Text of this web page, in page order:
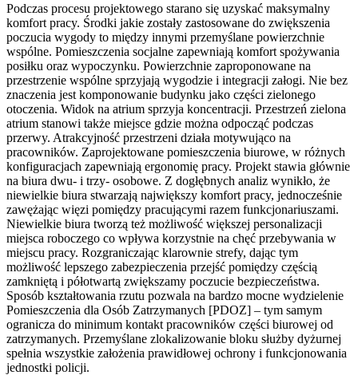
Podczas procesu projektowego starano się uzyskać maksymalny
komfort pracy. Środki jakie zostały zastosowane do zwiększenia
poczucia wygody to między innymi przemyślane powierzchnie
wspólne. Pomieszczenia socjalne zapewniają komfort spożywania
posiłku oraz wypoczynku. Powierzchnie zaproponowane na
przestrzenie wspólne sprzyjają wygodzie i integracji załogi. Nie bez
znaczenia jest komponowanie budynku jako części zielonego
otoczenia. Widok na atrium sprzyja koncentracji. Przestrzeń zielona
atrium stanowi także miejsce gdzie można odpocząć podczas
przerwy. Atrakcyjność przestrzeni działa motywująco na
pracowników. Zaprojektowane pomieszczenia biurowe, w różnych
konfiguracjach zapewniają ergonomię pracy. Projekt stawia głównie
na biura dwu- i trzy- osobowe. Z dogłębnych analiz wynikło, że
niewielkie biura stwarzają największy komfort pracy, jednocześnie
zawężając więzi pomiędzy pracującymi razem funkcjonariuszami.
Niewielkie biura tworzą też możliwość większej personalizacji
miejsca roboczego co wpływa korzystnie na chęć przebywania w
miejscu pracy. Rozgraniczając klarownie strefy, dając tym
możliwość lepszego zabezpieczenia przejść pomiędzy częścią
zamkniętą i półotwartą zwiększamy poczucie bezpieczeństwa.
Sposób kształtowania rzutu pozwala na bardzo mocne wydzielenie
Pomieszczenia dla Osób Zatrzymanych [PDOZ] – tym samym
ogranicza do minimum kontakt pracowników części biurowej od
zatrzymanych. Przemyślane zlokalizowanie bloku służby dyżurnej
spełnia wszystkie założenia prawidłowej ochrony i funkcjonowania
jednostki policji.